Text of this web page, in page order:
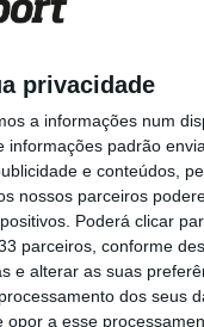
privacidade
a informações num
padrão
e conteúdos,
nossos parceiros
Poderá clicar
parceiros, conforme
e alterar as suas
dos seus
a esse